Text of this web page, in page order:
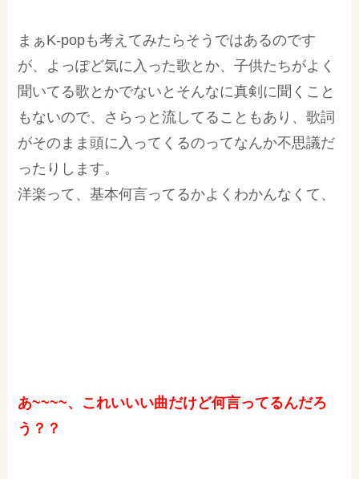
まぁK-popも考えてみたらそうではあるのです
が、よっぽど気に入った歌とか、子供たちがよく
聞いてる歌とかでないとそんなに真剣に聞くこと
もないので、さらっと流してることもあり、歌詞
がそのまま頭に入ってくるのってなんか不思議だ
ったりします。
洋楽って、基本何言ってるかよくわかんなくて、
あ~~~~、これいいい曲だけど何言ってるんだろ
う？？